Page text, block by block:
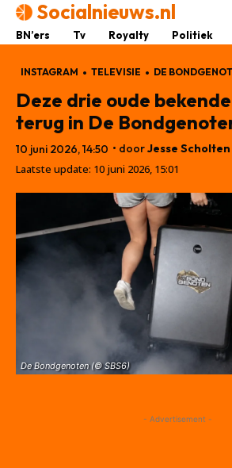
Socialnieuws.nl
BN’ers Tv Royalty Politiek
INSTAGRAM TELEVISIE DE
Deze drie oude
terug in De
10 juni 2026, 14:50 • doorJesse Scholten
Laatste update: 10 juni 2026, 15:01
De Bondgenoten (© SBS6)
- Advertisement -